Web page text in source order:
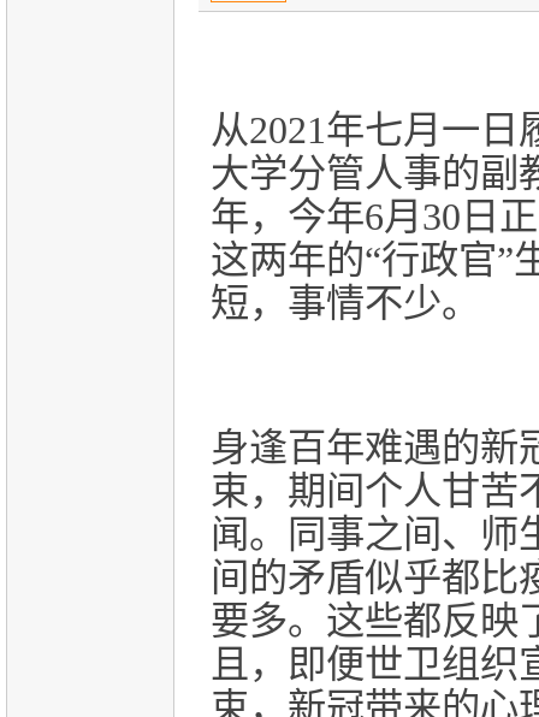
从2021年七月一日
大学分管人事的副
年，今年6月 30 日
这两年的“行政官”
短，事情不少。
身逢百年难遇的新
束，期间个人甘苦
闻。同事之间、师
间的矛盾似乎都比
要多。这些都反映
且，即便世卫组
束，新冠带来的心